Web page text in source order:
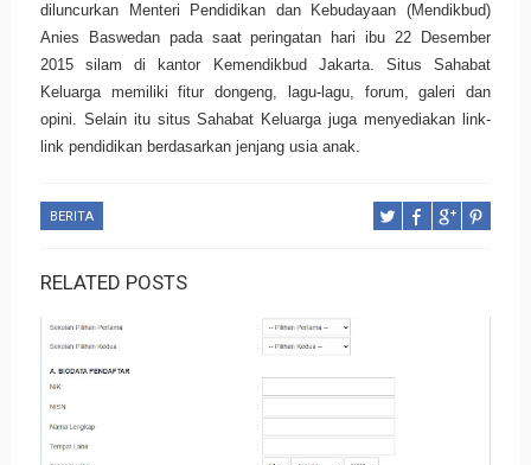
diluncurkan
Menteri Pendidikan dan Kebudayaan (Mendikbud)
Anies Baswedan pada saat peringatan hari ibu 22 Desember
2015 silam di kantor Kemendikbud Jakarta. Situs Sahabat
Keluarga memiliki fitur dongeng, lagu-lagu, forum, galeri dan
opini. Selain itu situs Sahabat Keluarga juga menyediakan link-
link pendidikan berdasarkan jenjang usia anak.
BERITA
RELATED POSTS